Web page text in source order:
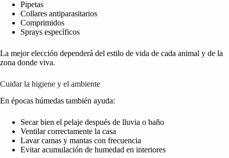
Pipetas
Collares antiparasitarios
Comprimidos
Sprays específicos
La mejor elección dependerá del estilo de vida de cada animal y de la
zona donde viva.
Cuidar la higiene y el ambiente
En épocas húmedas también ayuda:
Secar bien el pelaje después de lluvia o baño
Ventilar correctamente la casa
Lavar camas y mantas con frecuencia
Evitar acumulación de humedad en interiores